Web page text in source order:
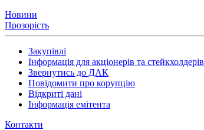
Новини
Прозорість
Закупівлі
Інформація для акціонерів та стейкхолдерів
Звернутись до ДАК
Повідомити про корупцію
Відкриті дані
Інформація емітента
Контакти